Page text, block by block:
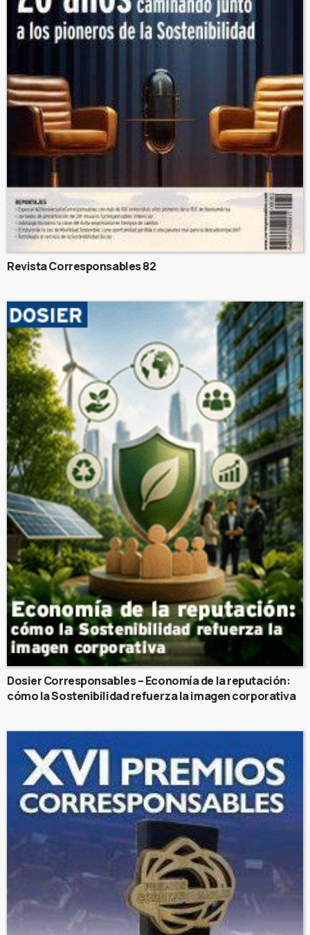
Revista Corresponsables 82
Dosier Corresponsables – Economía de la reputación:
cómo la Sostenibilidad refuerza la imagen corporativa